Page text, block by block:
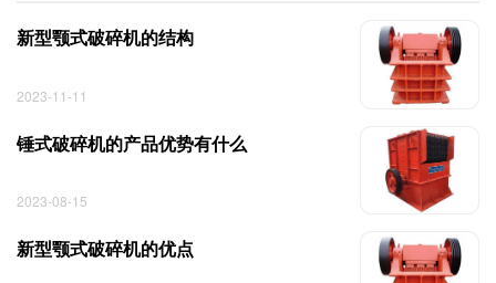
新型颚式破碎机的结构
2023-11-11
锤式破碎机的产品优势有什么
2023-08-15
新型颚式破碎机的优点